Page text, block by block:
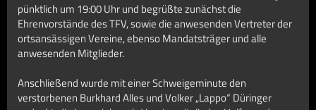
pünktlich um 19:00 Uhr und begrüßte zunächst die
Ehrenvorstände des TFV, sowie die anwesenden Vertreter der
ortsansässigen Vereine, ebenso Mandatsträger und alle
anwesenden Mitglieder.
Anschließend wurde mit einer Schweigeminute den
verstorbenen Burkhard Alles und Volker „Lappo“ Düringer